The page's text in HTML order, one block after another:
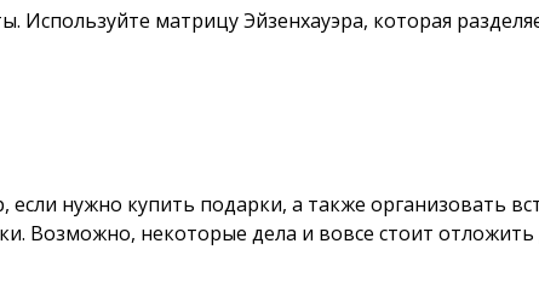
матрицу Эйзенхауэра, которая
нужно купить подарки, а также организовать
Возможно, некоторые дела и вовсе стоит